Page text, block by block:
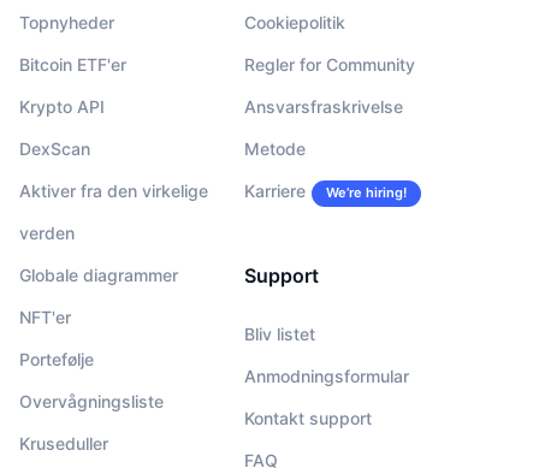
Topnyheder
Bitcoin ETF'er
Krypto API
DexScan
Aktiver fra den virkelige
verden
Globale diagrammer
NFT'er
Portefølje
Overvågningsliste
Kruseduller
Cookiepolitik
Regler for Community
Ansvarsfraskrivelse
Metode
Karriere We’re hiring!
Support
Bliv listet
Anmodningsformular
Kontakt support
FAQ